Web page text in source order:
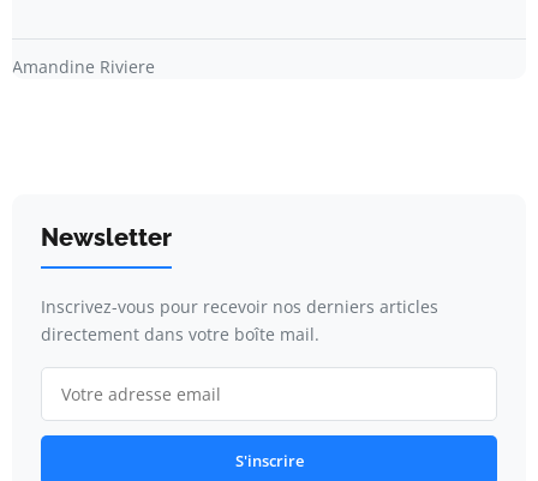
Amandine Riviere
Newsletter
Inscrivez-vous pour recevoir nos derniers articles
directement dans votre boîte mail.
S'inscrire